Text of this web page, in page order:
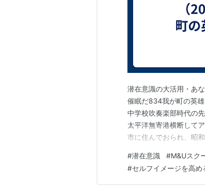
潜在意識の大活用・あ
催眠だ834我が町の英
中学校吹奏楽部時代の
太平洋無寄港横断して
市に住んでおられ、昭
か６㍍余り）で、94日
あります。 そして、「
#潜在意識 #M&Uスク
#セルフイメージを高め